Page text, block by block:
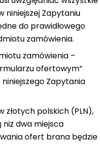
niniejszej Zapytaniu
do prawidłowego
zamówienia.
zamówienia –
ofertowym”
Zapytania
złotych polskich (PLN),
niż dwa miejsca
ofert brana będzie